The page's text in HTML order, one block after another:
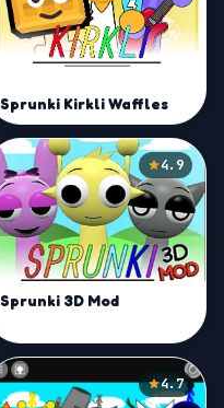
Sprunki Kirkli Waffles
4.9
Sprunki 3D Mod
4.7